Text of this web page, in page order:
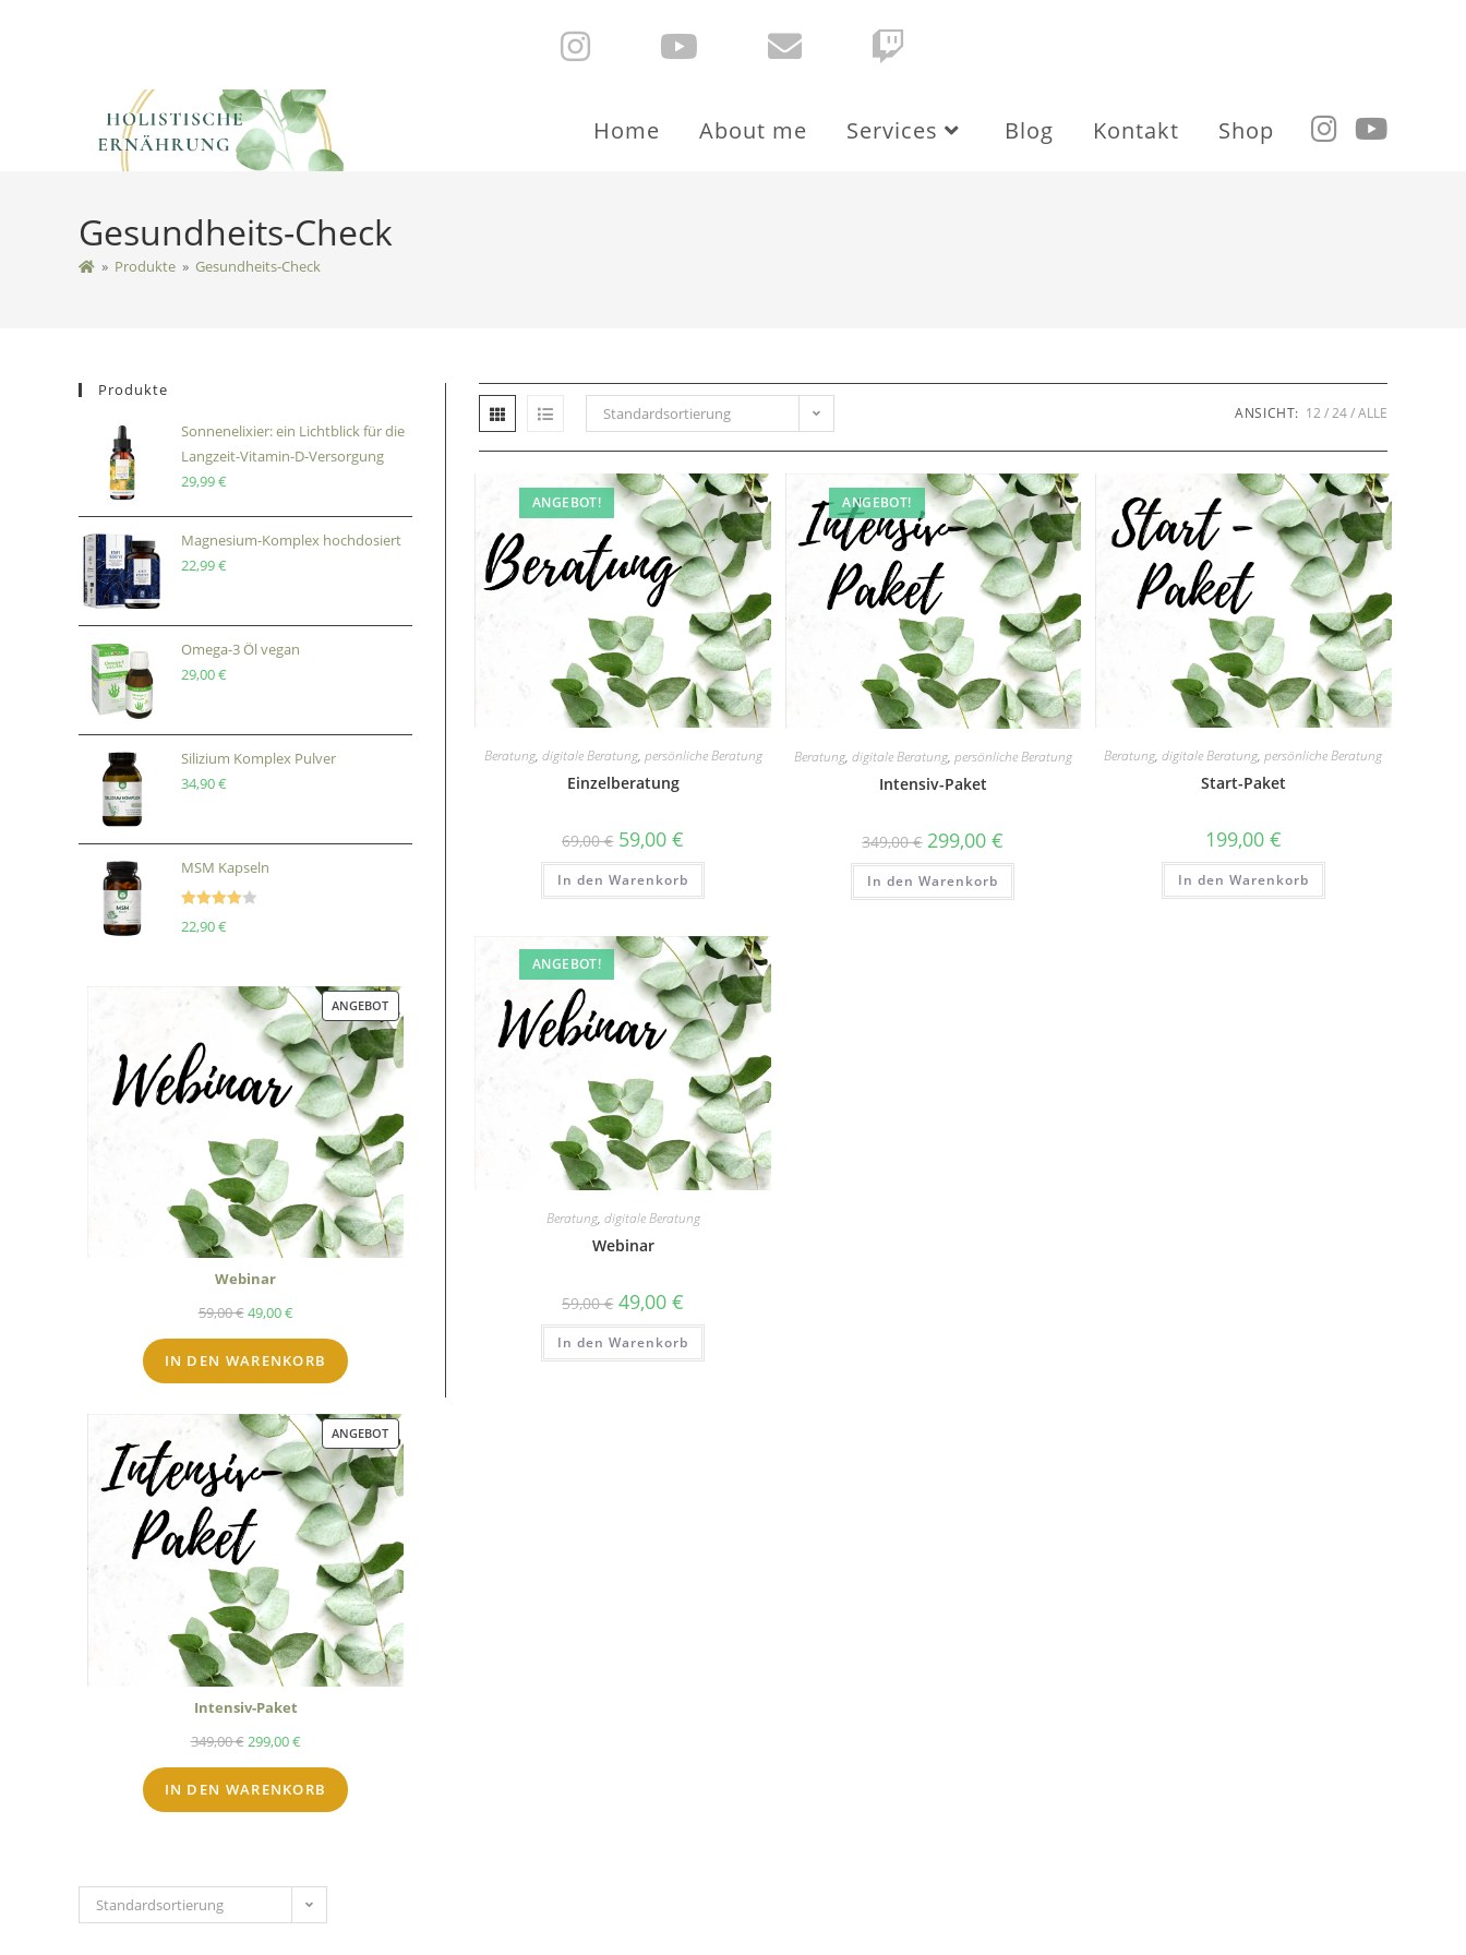
Home About me Services Blog Kontakt Shop
Gesundheits-Check
» Produkte » Gesundheits-Check
Standardsortierung ANSICHT: 12 24 ALLE
ANGEBOT!
Beratung, digitale Beratung, persönliche Beratung
Einzelberatung
69,00€ 59,00€
In den Warenkorb
ANGEBOT!
Beratung, digitale Beratung, persönliche Beratung
Intensiv-Paket
349,00€ 299,00€
In den Warenkorb
Beratung,digitale Beratung,persönliche Beratung
Start-Paket
199,00 €
In den Warenkorb
ANGEBOT!
Beratung, digitale Beratung
Webinar
59,00€ 49,00€
In den Warenkorb
Produkte
Sonnenelixier: ein Lichtblick für die
Langzeit-Vitamin-D-Versorgung
29,99€
Magnesium-Komplex hochdosiert
22,99€
Omega-3 Öl vegan
29,00€
Silizium Komplex Pulver
34,90€
MSM Kapseln
22,90€
ANGEBOT
Webinar
59,00€49,00€
IN DEN WARENKORB
ANGEBOT
Intensiv-Paket
349,00€299,00€
IN DEN WARENKORB
Standardsortierung